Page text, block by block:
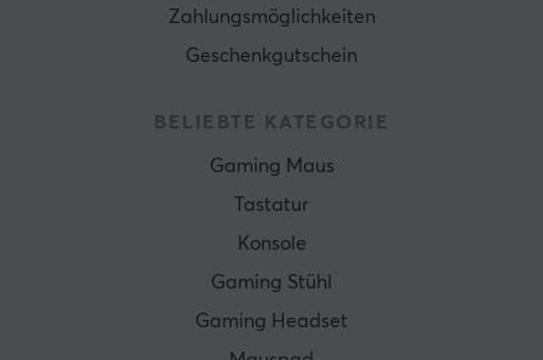
Zahlungsmöglichkeiten
Geschenkgutschein
BELIEBTE KATEGORIE
Gaming Maus
Tastatur
Konsole
Gaming Stühl
Gaming Headset